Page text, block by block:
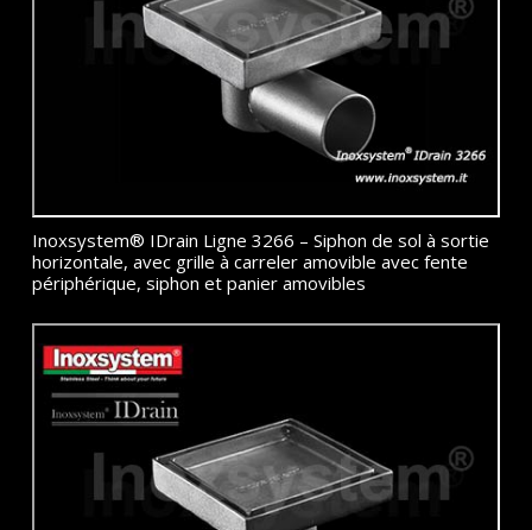
Inoxsystem® IDrain Ligne 3266 – Siphon de sol à sortie
horizontale, avec grille à carreler amovible avec fente
périphérique, siphon et panier amovibles